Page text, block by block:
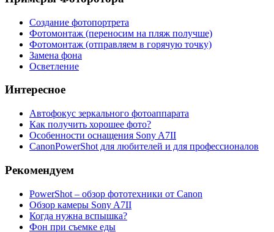
Создание фотопортрета
Фотомонтаж (переносим на пляж получше)
Фотомонтаж (отправляем в горячую точку)
Замена фона
Осветление
Интересное
Автофокус зеркального фотоаппарата
Как получить хорошее фото?
Особенности оснащения Sony A7ІІ
CanonPowerShot для любителей и для профессионалов
Рекомендуем
PowerShot – обзор фототехники от Canon
Обзор камеры Sony A7ІІ
Когда нужна вспышка?
Фон при съемке еды